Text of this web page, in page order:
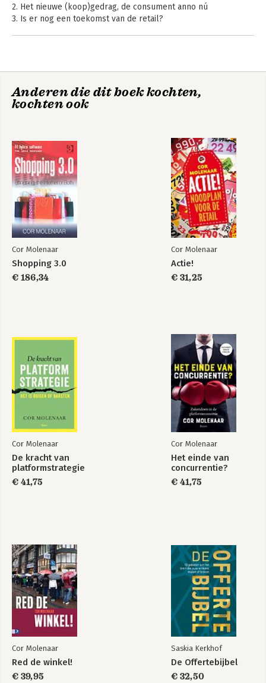
Business Strategy
concurrentie?
De kracht van
platformstrategie
Actie!
2. Het nieuwe (koop)gedrag, de consument anno nú
3. Is er nog een toekomst van de retail?
Visie van ondernemers op retailing en webretailing
Over de auteur
Anderen die dit boek kochten,
kochten ook
Cor Molenaar
Shopping 3.0
€ 186,34
Cor Molenaar
Actie!
€ 31,25
Cor Molenaar
De kracht van
platformstrategie
€ 41,75
Cor Molenaar
Het einde van
concurrentie?
€ 41,75
Cor Molenaar
Red de winkel!
€ 39,95
Saskia Kerkhof
De Offertebijbel
€ 32,50